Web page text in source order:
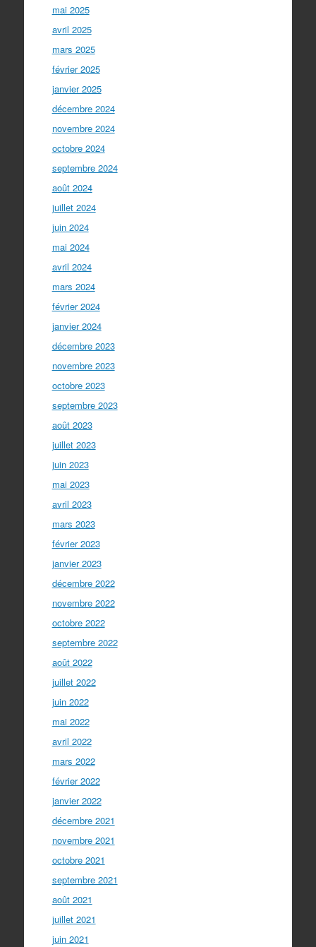
mai 2025
avril 2025
mars 2025
février 2025
janvier 2025
décembre 2024
novembre 2024
octobre 2024
septembre 2024
août 2024
juillet 2024
juin 2024
mai 2024
avril 2024
mars 2024
février 2024
janvier 2024
décembre 2023
novembre 2023
octobre 2023
septembre 2023
août 2023
juillet 2023
juin 2023
mai 2023
avril 2023
mars 2023
février 2023
janvier 2023
décembre 2022
novembre 2022
octobre 2022
septembre 2022
août 2022
juillet 2022
juin 2022
mai 2022
avril 2022
mars 2022
février 2022
janvier 2022
décembre 2021
novembre 2021
octobre 2021
septembre 2021
août 2021
juillet 2021
juin 2021